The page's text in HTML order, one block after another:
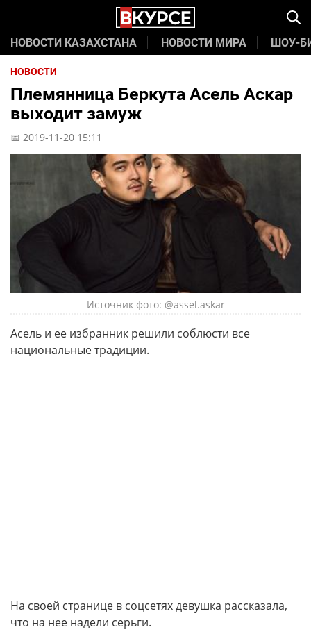
НОВОСТИ КАЗАХСТАНА НОВОСТИ МИРА ШОУ-
НОВОСТИ
Племянница Беркута Асель Аскар
выходит замуж
📅 2019-11-20 15:11
Источник фото: @assel.askar
Асель и ее избранник решили соблюсти все
национальные традиции.
На своей странице в соцсетях девушка рассказала,
что на нее надели серьги.